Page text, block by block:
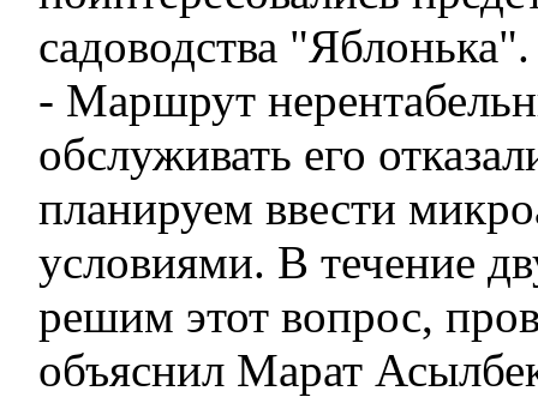
садоводства "Яблонька".
- Маршрут
обслуживать его
планируем ввести
условиями. В течение
решим этот вопрос,
объяснил Марат